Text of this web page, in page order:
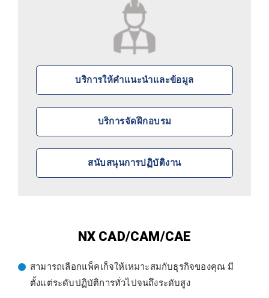
บริการให้คำแนะนำและข้อมูล
บริการจัดฝึกอบรม
สนับสนุนการปฏิบัติงาน
NX CAD/CAM/CAE
สามารถเลือกแพ็คเก็จให้เหมาะสมกับธุรกิจของคุณ มี
ตั้งแต่ระดับปฏิบัติการทั่วไปจนถึงระดับสูง